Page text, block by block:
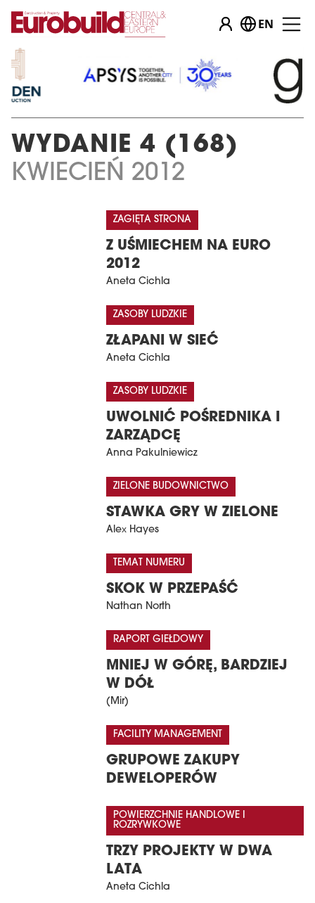
EN
WYDANIE 4 (168)
KWIECIEŃ 2012
ZAGIĘTA STRONA
Z UŚMIECHEM NA EURO
2012
Aneta Cichla
ZASOBY LUDZKIE
ZŁAPANI W SIEĆ
Aneta Cichla
ZASOBY LUDZKIE
UWOLNIĆ POŚREDNIKA I
ZARZĄDCĘ
Anna Pakulniewicz
ZIELONE BUDOWNICTWO
STAWKA GRY W ZIELONE
Alex Hayes
TEMAT NUMERU
SKOK W PRZEPAŚĆ
Nathan North
RAPORT GIEŁDOWY
MNIEJ W GÓRĘ, BARDZIEJ
W DÓŁ
(Mir)
FACILITY MANAGEMENT
GRUPOWE ZAKUPY
DEWELOPERÓW
POWIERZCHNIE HANDLOWE I
ROZRYWKOWE
TRZY PROJEKTY W DWA
LATA
Aneta Cichla